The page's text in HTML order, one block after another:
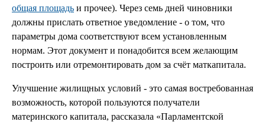
общая площадь и прочее). Через семь дней чиновники
должны прислать ответное уведомление - о том, что
параметры дома соответствуют всем установленным
нормам. Этот документ и понадобится всем желающим
построить или отремонтировать дом за счёт маткапитала.
Улучшение жилищных условий - это самая востребованная
возможность, которой пользуются получатели
материнского капитала, рассказала «Парламентской